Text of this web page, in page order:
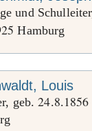
und
Hamburg
Louis
geb.24.8.1856